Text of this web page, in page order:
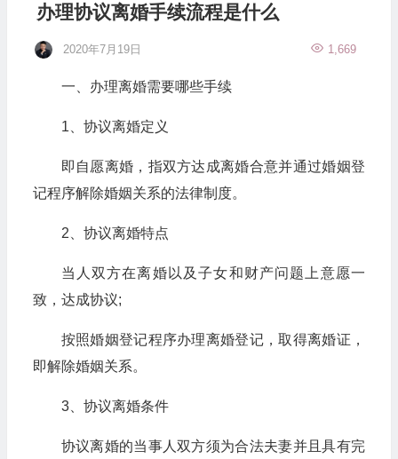
办理协议离婚手续流程是什么
2020年7月19日 1,669
一、办理离婚需要哪些手续
1、协议离婚定义
即自愿离婚，指双方达成离婚合意并通过婚姻登
记程序解除婚姻关系的法律制度。
2、协议离婚特点
当人双方在离婚以及子女和财产问题上意愿一
致，达成协议;
按照婚姻登记程序办理离婚登记，取得离婚证，
即解除婚姻关系。
3、协议离婚条件
协议离婚的当事人双方须为合法夫妻并且具有完